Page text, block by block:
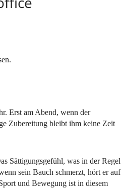
Erst am Abend, wenn der
Zubereitung bleibt ihm keine Zeit
Sättigungsgefühl, was in der Regel
sein Bauch schmerzt, hört er auf
und Bewegung ist in diesem